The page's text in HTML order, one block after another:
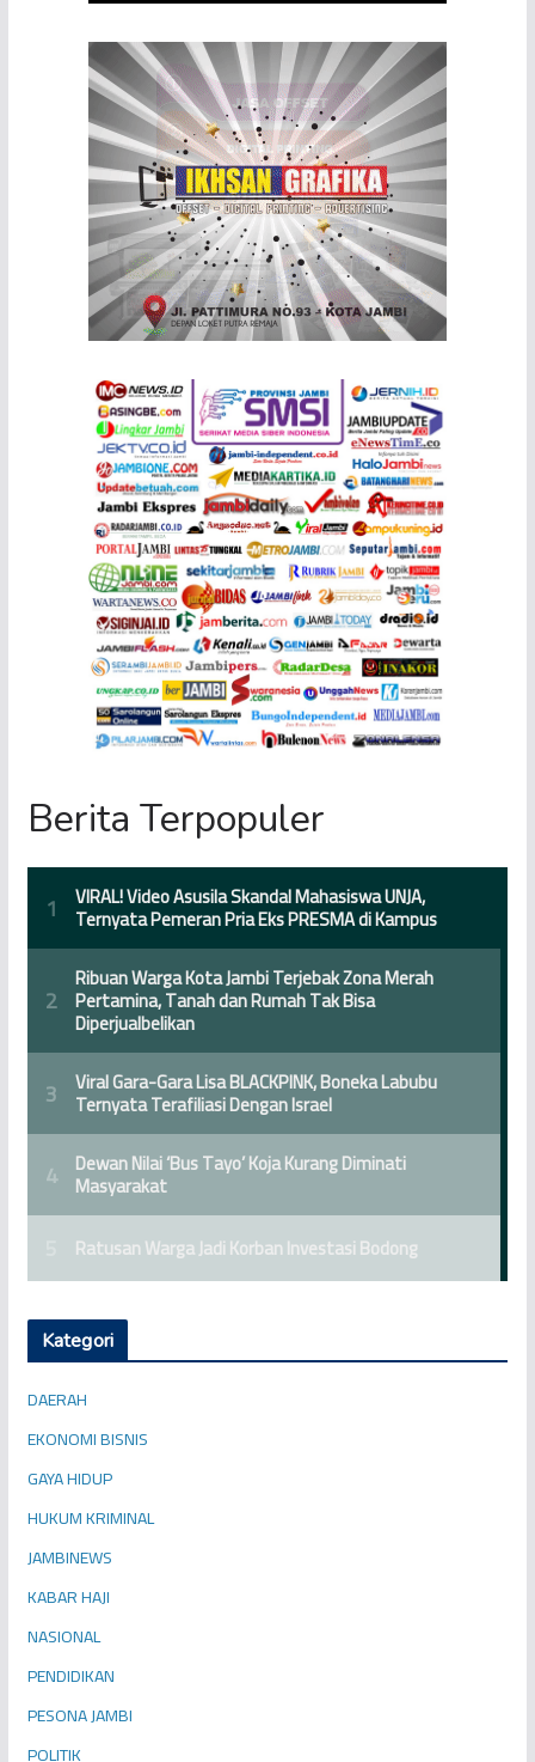
Berita Terpopuler
Kategori
DAERAH
EKONOMI BISNIS
GAYA HIDUP
HUKUM KRIMINAL
JAMBINEWS
KABAR HAJI
NASIONAL
PENDIDIKAN
PESONA JAMBI
POLITIK